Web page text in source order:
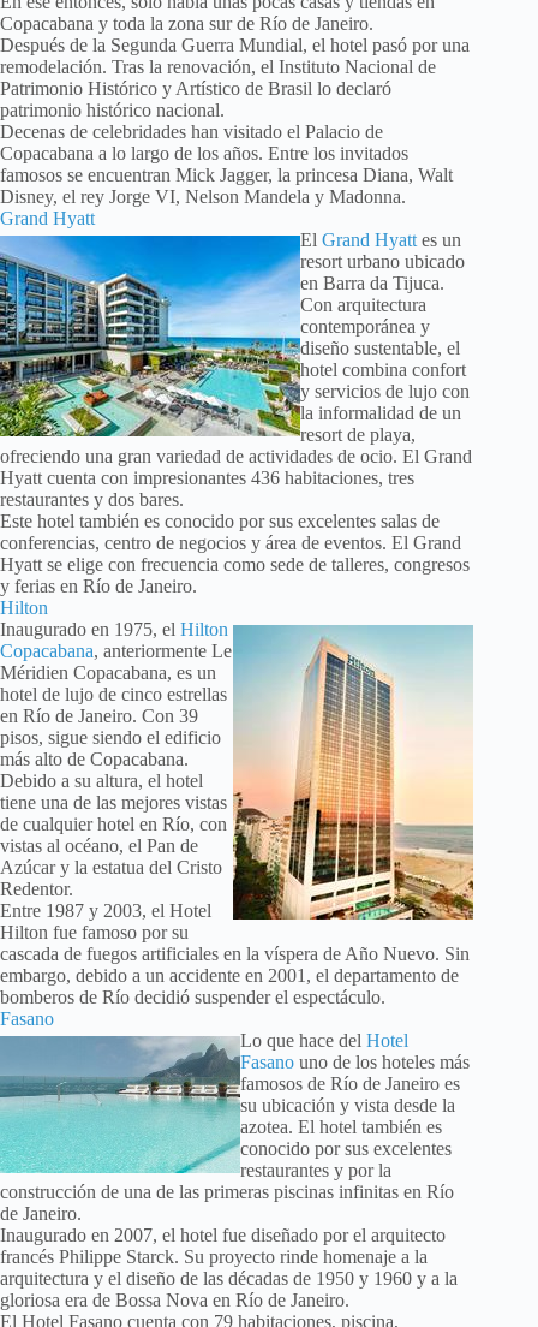
Copacabana y toda la zona sur de Río de Janeiro.
Después de la Segunda Guerra Mundial, el hotel pasó por una
remodelación. Tras la renovación, el Instituto Nacional de
Patrimonio Histórico y Artístico de Brasil lo declaró
patrimonio histórico nacional.
Decenas de celebridades han visitado el Palacio de
Copacabana a lo largo de los años. Entre los invitados
famosos se encuentran Mick Jagger, la princesa Diana, Walt
Disney, el rey Jorge VI, Nelson Mandela y Madonna.
Grand Hyatt
El Grand Hyatt es un
resort urbano ubicado
en Barra da Tijuca.
Con arquitectura
contemporánea y
diseño sustentable, el
hotel combina confort
y servicios de lujo con
la informalidad de un
resort de playa,
ofreciendo una gran variedad de actividades de ocio. El Grand
Hyatt cuenta con impresionantes 436 habitaciones, tres
restaurantes y dos bares.
Este hotel también es conocido por sus excelentes salas de
conferencias, centro de negocios y área de eventos. El Grand
Hyatt se elige con frecuencia como sede de talleres, congresos
y ferias en Río de Janeiro.
Hilton
Inaugurado en 1975, el Hilton
Copacabana, anteriormente Le
Méridien Copacabana, es un
hotel de lujo de cinco estrellas
en Río de Janeiro. Con 39
pisos, sigue siendo el edificio
más alto de Copacabana.
Debido a su altura, el hotel
tiene una de las mejores vistas
de cualquier hotel en Río, con
vistas al océano, el Pan de
Azúcar y la estatua del Cristo
Redentor.
Entre 1987 y 2003, el Hotel
Hilton fue famoso por su
cascada de fuegos artificiales en la víspera de Año Nuevo. Sin
embargo, debido a un accidente en 2001, el departamento de
bomberos de Río decidió suspender el espectáculo.
Fasano
Lo que hace del Hotel
Fasano uno de los hoteles más
famosos de Río de Janeiro es
su ubicación y vista desde la
azotea. El hotel también es
conocido por sus excelentes
restaurantes y por la
construcción de una de las primeras piscinas infinitas en Río
de Janeiro.
Inaugurado en 2007, el hotel fue diseñado por el arquitecto
francés Philippe Starck. Su proyecto rinde homenaje a la
arquitectura y el diseño de las décadas de 1950 y 1960 y a la
gloriosa era de Bossa Nova en Río de Janeiro.
El Hotel Fasano cuenta con 79 habitaciones, piscina,